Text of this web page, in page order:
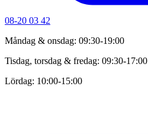
08-20 03 42
Måndag & onsdag: 09:30-19:00
Tisdag, torsdag & fredag: 09:30-17:00
Lördag: 10:00-15:00